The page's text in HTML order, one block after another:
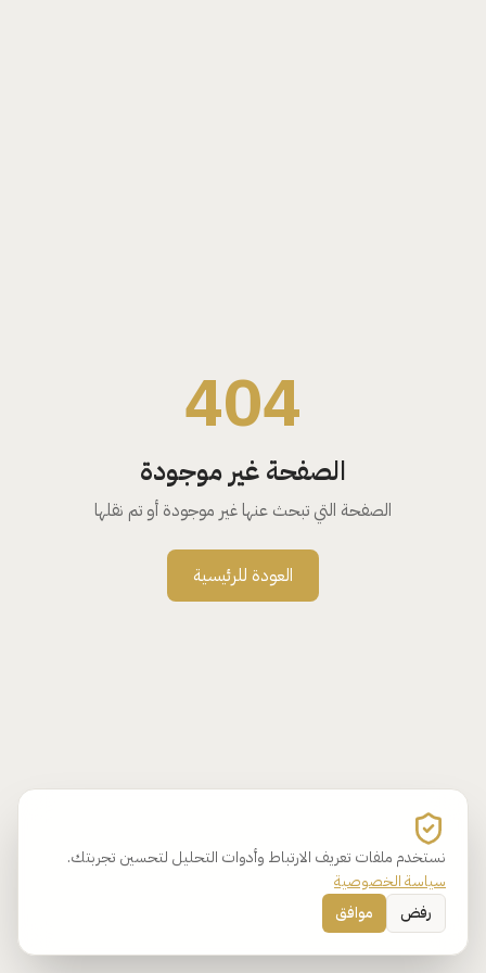
نستخدم ملفات تعريف الارتباط وأدوات التحليل لتحسين تجربتك.
سياسة الخصوصية
رفض
موافق
404
الصفحة غير موجودة
الصفحة التي تبحث عنها غير موجودة أو تم نقلها
العودة للرئيسية